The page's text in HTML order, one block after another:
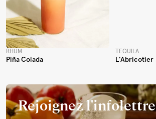
RHUM
Piña Colada
TEQUILA
L’Abricotier
Rejoignez l'infolettre